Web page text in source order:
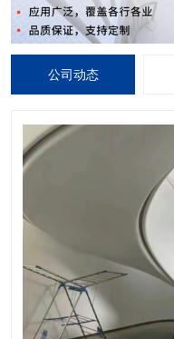
公司动态